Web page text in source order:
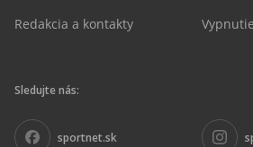
Redakcia a kontakty
Sledujte nás:
sportnet.sk